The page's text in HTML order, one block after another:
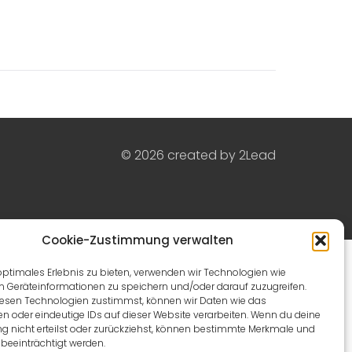
Cookie-Zustimmung verwalten
Erlebnis zu bieten, verwenden wir Technologien wie
Geräteinformationen zu speichern und/oder darauf zuzugreifen.
Technologien zustimmst, können wir Daten wie das
oder eindeutige IDs auf dieser Website verarbeiten. Wenn du deine
nicht erteilst oder zurückziehst, können bestimmte Merkmale und
werden.
© 2026 created by 2Lead